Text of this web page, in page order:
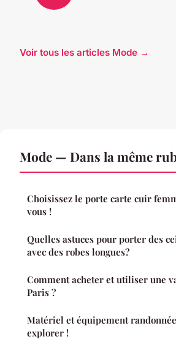
Voir tous les articles Mode →
Mode — Dans la même
Choisissez le porte carte cuir
vous !
Quelles astuces pour porter des
avec des robes longues?
Comment acheter et utiliser une
Paris ?
Matériel et équipement
explorer !